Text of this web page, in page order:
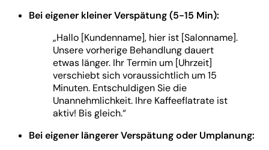
Bei eigener kleiner Verspätung (5-15 Min):
„Hallo [Kundenname], hier ist [Salonname].
Unsere vorherige Behandlung dauert
etwas länger. Ihr Termin um [Uhrzeit]
verschiebt sich voraussichtlich um 15
Minuten. Entschuldigen Sie die
Unannehmlichkeit. Ihre Kaffeeflatrate ist
aktiv! Bis gleich.“
Bei eigener längerer Verspätung oder Umplanung: